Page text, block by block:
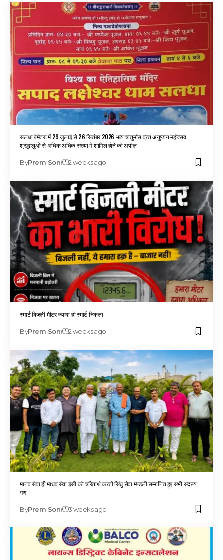
सलधा बेमेतरा में 29 जुलाई से 26 सितंबर 2026 भव्य चातुर्मास व्रत अनुष्ठान महोत्सव
श्रद्धालुओं से अधिक अधिक संख्या में शामिल होने की अपील
ByPrem Soni 2 weeks ago
स्मार्ट बिजली मीटर ज्यादा ही स्मार्ट निकला
ByPrem Soni 2 weeks ago
मानव सेवा ही माधव सेवा इसी को चरितार्थ करती सिंधु सेवा मण्डली सम्मानित हुए सभी सदस्य
गण
ByPrem Soni 3 weeks ago